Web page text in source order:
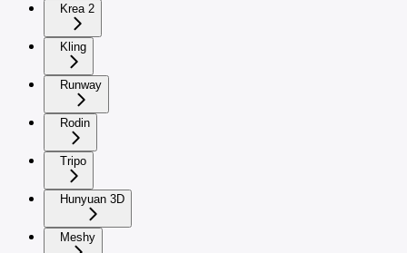
Krea 2
Kling
Runway
Rodin
Tripo
Hunyuan 3D
Meshy